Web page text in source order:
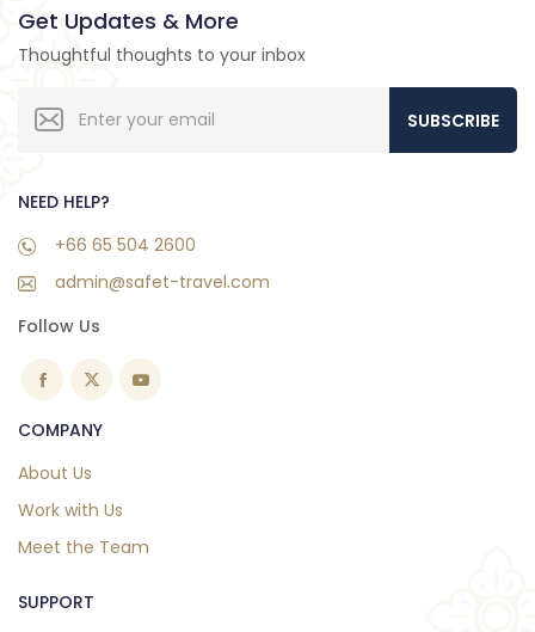
Get Updates & More
Thoughtful thoughts to your inbox
SUBSCRIBE
NEED HELP?
+66 65 504 2600
admin@safet-travel.com
Follow Us
COMPANY
About Us
Work with Us
Meet the Team
SUPPORT